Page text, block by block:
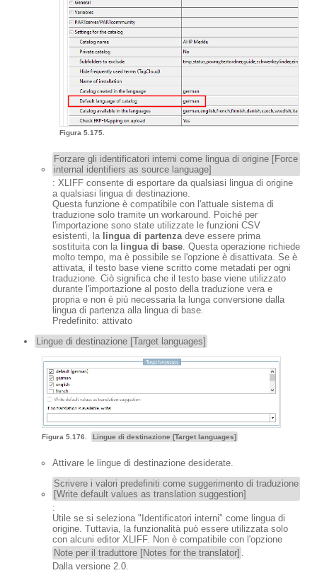
Figura 5.175.
Forzare gli identificatori interni come lingua di origine [Force
internal identifiers as source language]
: XLIFF consente di esportare da qualsiasi lingua di origine
a qualsiasi lingua di destinazione.
Questa funzione è compatibile con l'attuale sistema di
traduzione solo tramite un workaround. Poiché per
l'importazione sono state utilizzate le funzioni CSV
esistenti, la lingua di partenza deve essere prima
sostituita con la lingua di base . Questa operazione richiede
molto tempo, ma è possibile se l'opzione è disattivata. Se è
attivata, il testo base viene scritto come metadati per ogni
traduzione. Ciò significa che il testo base viene utilizzato
durante l'importazione al posto della traduzione vera e
propria e non è più necessaria la lunga conversione dalla
lingua di partenza alla lingua di base.
Predefinito: attivato
Lingue di destinazione [Target languages]
Figura 5.176. Lingue di destinazione [Target languages]
Attivare le lingue di destinazione desiderate.
Scrivere i valori predefiniti come suggerimento di traduzione
[Write default values as translation suggestion]
:
Utile se si seleziona "Identificatori interni" come lingua di
origine. Tuttavia, la funzionalità può essere utilizzata solo
con alcuni editor XLIFF. Non è compatibile con l'opzione
Note per il traduttore [Notes for the translator]
Dalla versione 2.0.